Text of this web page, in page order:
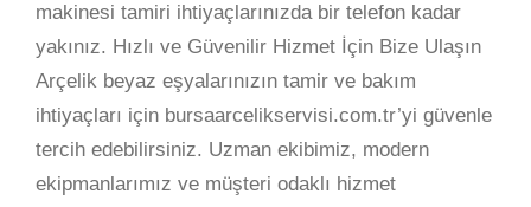
makinesi tamiri ihtiyaçlarınızda bir telefon kadar
yakınız. Hızlı ve Güvenilir Hizmet İçin Bize Ulaşın
Arçelik beyaz eşyalarınızın tamir ve bakım
ihtiyaçları için bursaarcelikservisi.com.tr’yi güvenle
tercih edebilirsiniz. Uzman ekibimiz, modern
ekipmanlarımız ve müşteri odaklı hizmet